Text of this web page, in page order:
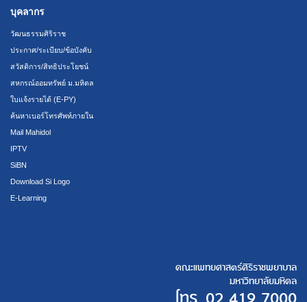
บุคลากร
วัฒนธรรมศิริราช
ประกาศ/ระเบียบ/ข้อบังคับ
สวัสดิการ/สิทธิประโยชน์
สหกรณ์ออมทรัพย์ ม.มหิดล
ใบแจ้งรายได้ (E-PY)
ค้นหาเบอร์โทรศัพท์ภายใน
Mail Mahidol
IPTV
SiBN
Download Si Logo
E-Learning
คณะแพทยศาสตร์ศิริราชพยาบาล
มหาวิทยาลัยมหิดล